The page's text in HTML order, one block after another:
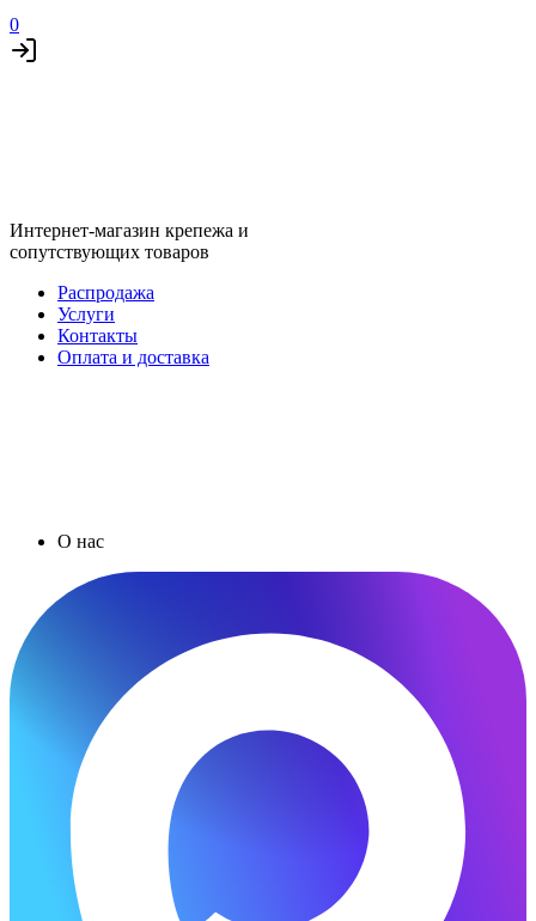
0
Интернет-магазин крепежа и
сопутствующих товаров
Распродажа
Услуги
Контакты
Оплата и доставка
О нас